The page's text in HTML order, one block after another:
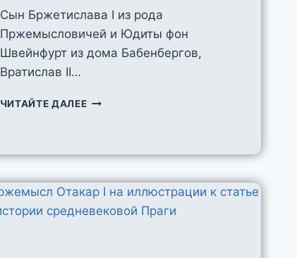
Сын Бржетислава I из рода
Пржемысловичей и Юдиты фон
Швейнфурт из дома Бабенбергов,
Вратислав II…
ЧИТАЙТЕ ДАЛЕЕКОРОЛЬ